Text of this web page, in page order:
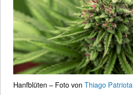
Hanfblüten – Foto von Thiago Patriota